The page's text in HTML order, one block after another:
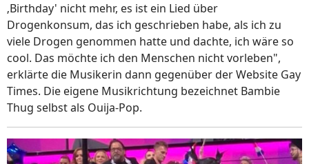
‚Birthday' nicht mehr, es ist ein Lied über
Drogenkonsum, das ich geschrieben habe, als ich zu
viele Drogen genommen hatte und dachte, ich wäre so
cool. Das möchte ich den Menschen nicht vorleben",
erklärte die Musikerin dann gegenüber der Website Gay
Times. Die eigene Musikrichtung bezeichnet Bambie
Thug selbst als Ouija-Pop.